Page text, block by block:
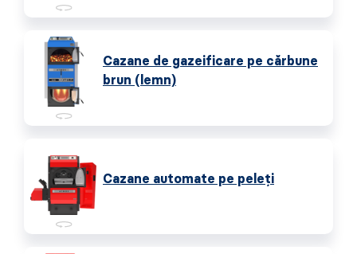
Cazane de gazeificare pe cărbune
brun (lemn)
Cazane automate pe peleţi